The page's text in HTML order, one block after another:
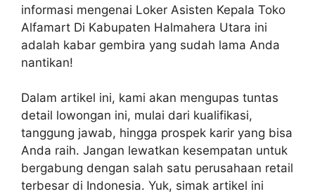
informasi mengenai Loker Asisten Kepala Toko
Alfamart Di Kabupaten Halmahera Utara ini
adalah kabar gembira yang sudah lama Anda
nantikan!
Dalam artikel ini, kami akan mengupas tuntas
detail lowongan ini, mulai dari kualifikasi,
tanggung jawab, hingga prospek karir yang bisa
Anda raih. Jangan lewatkan kesempatan untuk
bergabung dengan salah satu perusahaan retail
terbesar di Indonesia. Yuk, simak artikel ini